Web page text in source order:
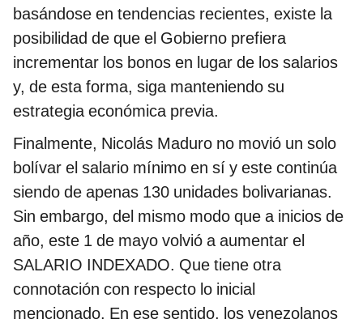
basándose en tendencias recientes, existe la
posibilidad de que el Gobierno prefiera
incrementar los bonos en lugar de los salarios
y, de esta forma, siga manteniendo su
estrategia económica previa.
Finalmente, Nicolás Maduro no movió un solo
bolívar el salario mínimo en sí y este continúa
siendo de apenas 130 unidades bolivarianas.
Sin embargo, del mismo modo que a inicios de
año, este 1 de mayo volvió a aumentar el
SALARIO INDEXADO. Que tiene otra
connotación con respecto lo inicial
mencionado. En ese sentido, los venezolanos